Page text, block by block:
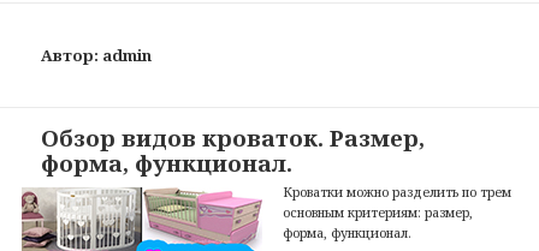
Автор: admin
Обзор видов кроваток. Размер,
форма, функционал.
Кроватки можно разделить по трем
основным критериям: размер,
форма, функционал.